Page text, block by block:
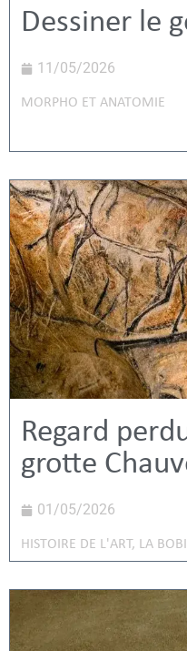
Dessiner le
11/05/2026
MORPHO ET ANATOMIE
Regard
grotte
01/05/2026
HISTOIRE DE L'ART, LA